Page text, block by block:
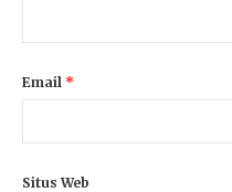
Email *
Situs Web